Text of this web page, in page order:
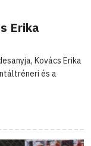
Erika
Kovács Erika
és a